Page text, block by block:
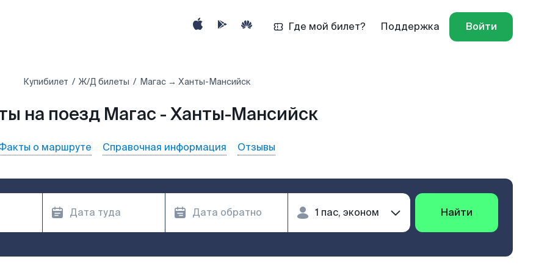
Где мой билет? Поддержка Войти
Купибилет Ж/Д билеты Магас → Ханты-Мансийск
на поезд Магас - Ханты-Мансийск
о маршруте Справочная информация Отзывы
Найти